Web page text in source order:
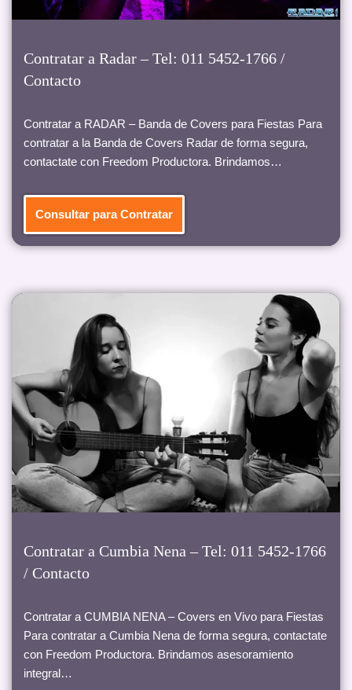
Contratar a Radar – Tel: 011 5452-1766 /
Contacto
Contratar a RADAR – Banda de Covers para Fiestas Para
contratar a la Banda de Covers Radar de forma segura,
contactate con Freedom Productora. Brindamos…
Consultar para Contratar
Contratar a Cumbia Nena – Tel: 011 5452-1766
/ Contacto
Contratar a CUMBIA NENA – Covers en Vivo para Fiestas
Para contratar a Cumbia Nena de forma segura, contactate
con Freedom Productora. Brindamos asesoramiento
integral…